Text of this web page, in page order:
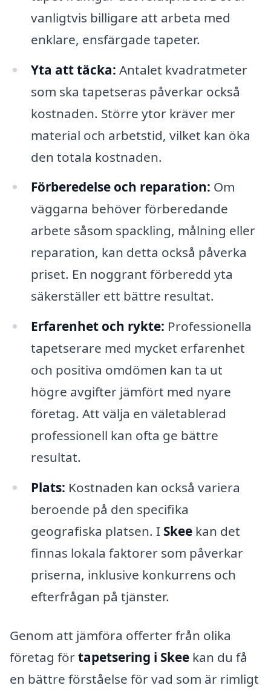
vanligtvis billigare att arbeta med
enklare, ensfärgade tapeter.
Yta att täcka: Antalet kvadratmeter
som ska tapetseras påverkar också
kostnaden. Större ytor kräver mer
material och arbetstid, vilket kan öka
den totala kostnaden.
Förberedelse och reparation: Om
väggarna behöver förberedande
arbete såsom spackling, målning eller
reparation, kan detta också påverka
priset. En noggrant förberedd yta
säkerställer ett bättre resultat.
Erfarenhet och rykte: Professionella
tapetserare med mycket erfarenhet
och positiva omdömen kan ta ut
högre avgifter jämfört med nyare
företag. Att välja en väletablerad
professionell kan ofta ge bättre
resultat.
Plats: Kostnaden kan också variera
beroende på den specifika
geografiska platsen. I Skeekan det
finnas lokala faktorer som påverkar
priserna, inklusive konkurrens och
efterfrågan på tjänster.
Genom att jämföra offerter från olika
företag förtapetsering i Skee kan du få
en bättre förståelse för vad som är rimligt